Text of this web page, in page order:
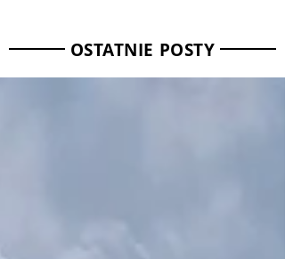
OSTATNIE POSTY